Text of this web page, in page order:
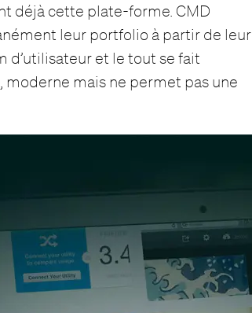
déjà cette plate-forme. CMD
leur portfolio à partir de leur
d’utilisateur et le tout se fait
mais ne permet pas une